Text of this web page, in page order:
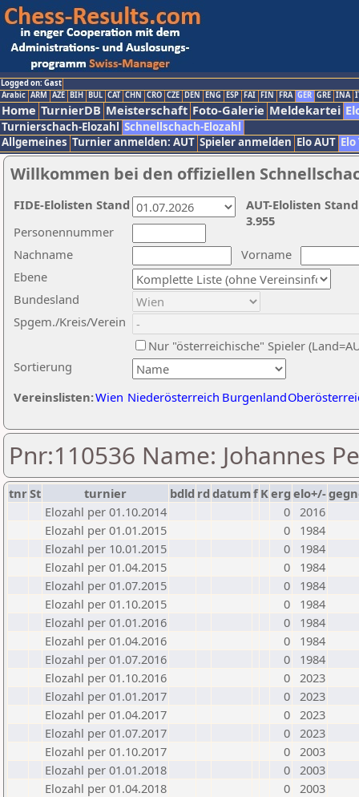
Logged on: Gast
Arabic ARM AZE BIH BUL CAT CHN CRO CZE DEN ENG ESP FAI FIN FRA GER GRE INA
Home TurnierDB Meisterschaft Foto-Galerie Meldekartei
Turnierschach-Elozahl Schnellschach-Elozahl
Allgemeines Turnier anmelden: AUT Spieler anmelden Elo AUT
Willkommen bei den offiziellen
Nachname
Vorname
Ebene
Sortierung
Personennummer
Bundesland
Spgem./Kreis/Verein
Nur "österreichische" Spieler
Vereinslisten:Wien Niederösterreich Burgenland
AUT-Elolisten
3.955
FIDE-Elolisten Stand
Pnr:110536 Name: Johannes
tnrSt turnier bdld rd datumf Kerg elo+/-
Elozahl per 01.10.2014
0 2016
Elozahl per 01.01.2015
0
1984
Elozahl per 10.01.2015
0
1984
Elozahl per 01.04.2015
0
1984
Elozahl per 01.07.2015
0
1984
Elozahl per 01.10.2015
0
1984
Elozahl per 01.01.2016
0
1984
Elozahl per 01.04.2016
0
1984
Elozahl per 01.07.2016
0
1984
Elozahl per 01.10.2016
0 2023
Elozahl per 01.01.2017
0 2023
Elozahl per 01.04.2017
0 2023
Elozahl per 01.07.2017
0 2023
Elozahl per 01.10.2017
0 2003
Elozahl per 01.01.2018
0 2003
Elozahl per 01.04.2018
0 2003